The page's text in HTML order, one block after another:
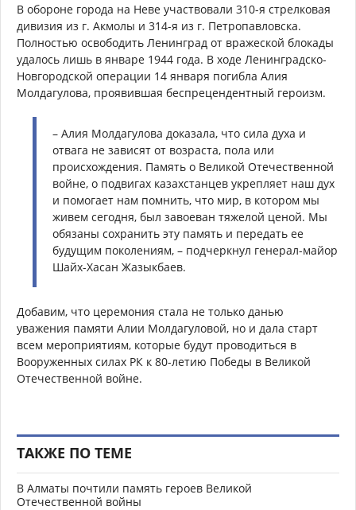
В обороне города на Неве участвовали 310-я стрелковая
дивизия из г. Акмолы и 314-я из г. Петропавловска.
Полностью освободить Ленинград от вражеской блокады
удалось лишь в январе 1944 года. В ходе Ленинградско-
Новгородской операции 14 января погибла Алия
Молдагулова, проявившая беспрецендентный героизм.
– Алия Молдагулова доказала, что сила духа и
отвага не зависят от возраста, пола или
происхождения. Память о Великой Отечественной
войне, о подвигах казахстанцев укрепляет наш дух
и помогает нам помнить, что мир, в котором мы
живем сегодня, был завоеван тяжелой ценой. Мы
обязаны сохранить эту память и передать ее
будущим поколениям, – подчеркнул генерал-майор
Шайх-Хасан Жазыкбаев.
Добавим, что церемония стала не только данью
уважения памяти Алии Молдагуловой, но и дала старт
всем мероприятиям, которые будут проводиться в
Вооруженных силах РК к 80-летию Победы в Великой
Отечественной войне.
ТАКЖЕ ПО ТЕМЕ
В Алматы почтили память героев Великой
Отечественной войны